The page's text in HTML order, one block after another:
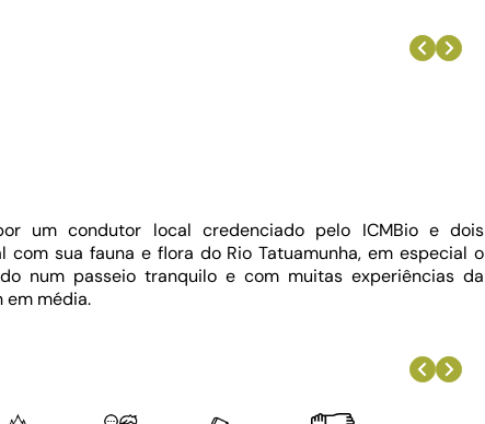
um condutor local credenciado pelo ICMBio e dois
com sua fauna e flora do Rio Tatuamunha, em especial o
num passeio tranquilo e com muitas experiências da
em média.